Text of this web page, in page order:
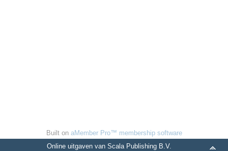
Built on aMember Pro™ membership software
Online uitgaven van Scala Publishing B.V.